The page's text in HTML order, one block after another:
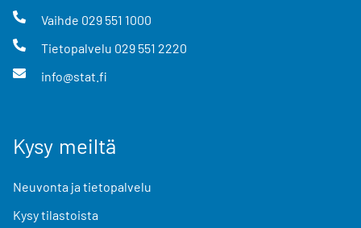
Vaihde 029 551 1000
Tietopalvelu 029 551 2220
info@stat.fi
Kysy meiltä
Neuvonta ja tietopalvelu
Kysy tilastoista